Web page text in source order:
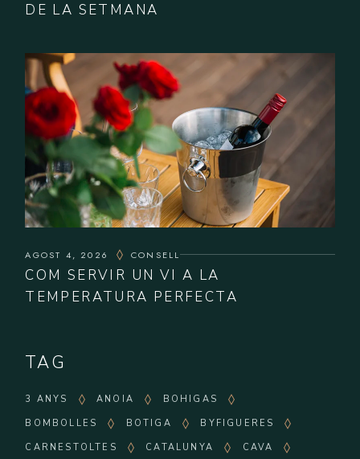
DE LA SETMANA
AGOST 4, 2026 CONSELL
COM SERVIR UN VI A LA
TEMPERATURA PERFECTA
TAG
3 ANYS ANOIA
BOHIGAS
BOMBOLLES
BOTIGA
BYFIGUERES
CARNESTOLTES
CATALUNYA
CAVA